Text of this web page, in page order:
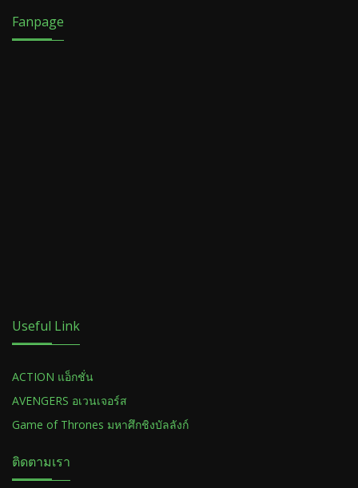
Fanpage
Useful Link
ACTION แอ็กชั่น
AVENGERS อเวนเจอร์ส
Game of Thrones มหาศึกชิงบัลลังก์
ติดตามเรา